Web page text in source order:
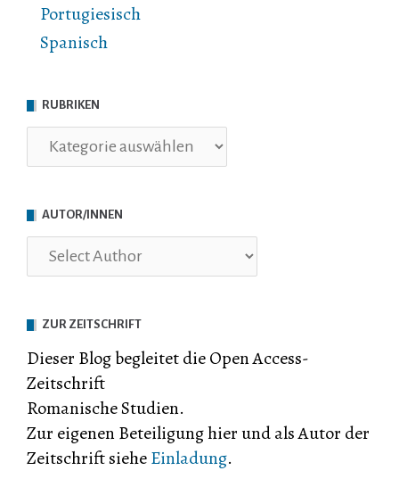
Portugiesisch
Spanisch
RUBRIKEN
Rubriken
AUTOR/INNEN
ZUR ZEITSCHRIFT
Dieser Blog begleitet die Open Access-
Zeitschrift
Romanische Studien.
Zur eigenen Beteiligung hier und als Autor der
Zeitschrift sieheEinladung.